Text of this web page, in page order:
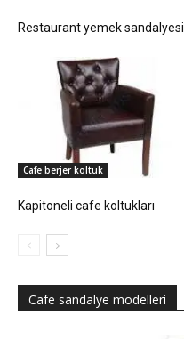
Restaurant yemek sandalyesi
Cafe berjer koltuk
Kapitoneli cafe koltukları
Cafe sandalye modelleri